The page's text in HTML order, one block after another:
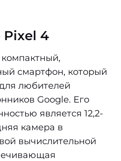
Pixel 4
смартфон, который
любителей
Google. Его
является 12,2-
камера в
вычислительной